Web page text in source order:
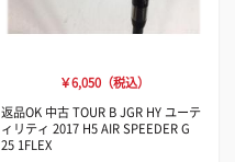
￥6,050（税込）
返品OK 中古 TOUR B JGR HY ユーテ
ィリティ 2017 H5 AIR SPEEDER G
25 1FLEX